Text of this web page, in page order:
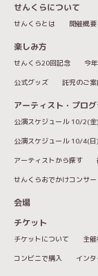
せんくらについて
せんくらとは 開催概要
楽しみ方
せんくら20回記念 今
公式グッズ
託児のご案
アーティスト・プロ
公演スケジュール 10/2(金)
公演スケジュール 10/4(日)
アーティストから探す
せんくらおでかけコンサー
会場
チケット
チケットについて 主
コンビニで購入
イン